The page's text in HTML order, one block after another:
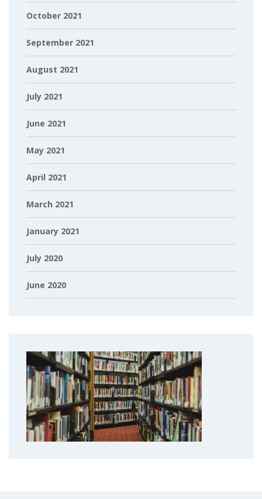
October 2021
September 2021
August 2021
July 2021
June 2021
May 2021
April 2021
March 2021
January 2021
July 2020
June 2020